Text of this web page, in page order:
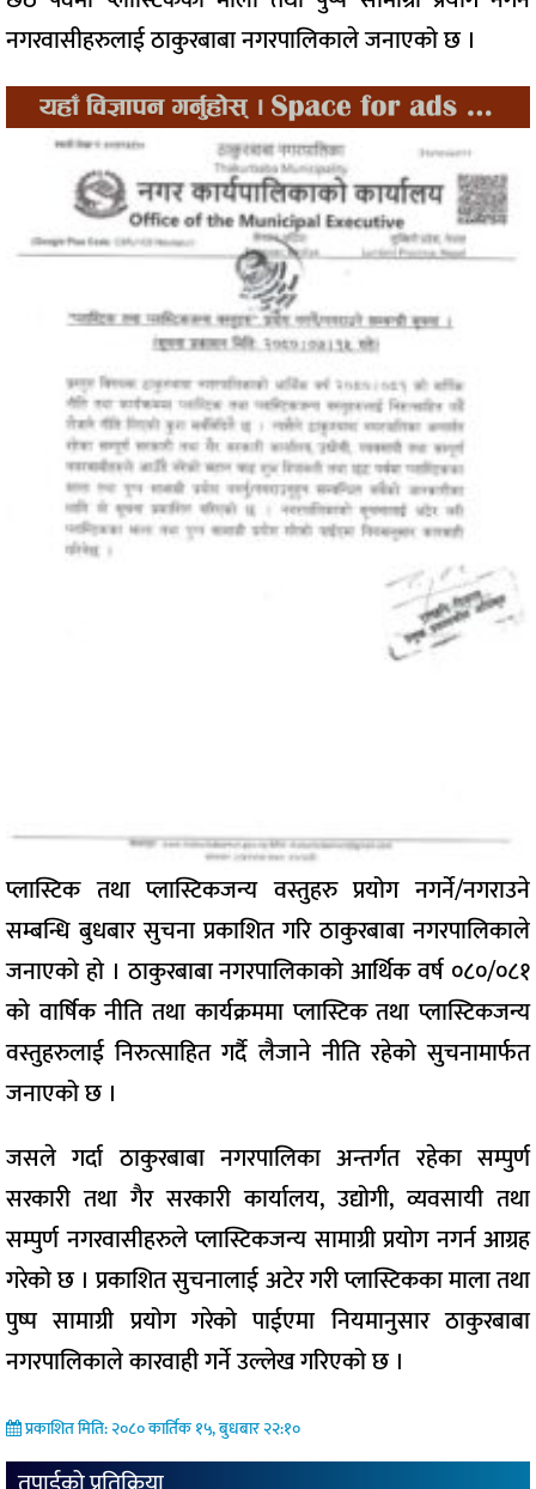
नगरवासीहरुलाई ठाकुरबाबा नगरपालिकाले जनाएको छ ।
प्लास्टिक तथा प्लास्टिकजन्य वस्तुहरु प्रयोग नगर्ने/नगराउने
सम्बन्धि बुधबार सुचना प्रकाशित गरि ठाकुरबाबा नगरपालिकाले
जनाएको हो । ठाकुरबाबा नगरपालिकाको आर्थिक वर्ष ०८०/०८१
को वार्षिक नीति तथा कार्यक्रममा प्लास्टिक तथा प्लास्टिकजन्य
वस्तुहरुलाई निरुत्साहित गर्दै लैजाने नीति रहेको सुचनामार्फत
जनाएको छ ।
जसले गर्दा ठाकुरबाबा नगरपालिका अन्तर्गत रहेका सम्पुर्ण
सरकारी तथा गैर सरकारी कार्यालय, उद्योगी, व्यवसायी तथा
सम्पुर्ण नगरवासीहरुले प्लास्टिकजन्य सामाग्री प्रयोग नगर्न आग्रह
गरेको छ । प्रकाशित सुचनालाई अटेर गरी प्लास्टिकका माला तथा
पुष्प सामाग्री प्रयोग गरेको पाईएमा नियमानुसार ठाकुरबाबा
नगरपालिकाले कारवाही गर्ने उल्लेख गरिएको छ ।
प्रकाशित मिति: २०८० कार्तिक १५, बुधबार २२:१०